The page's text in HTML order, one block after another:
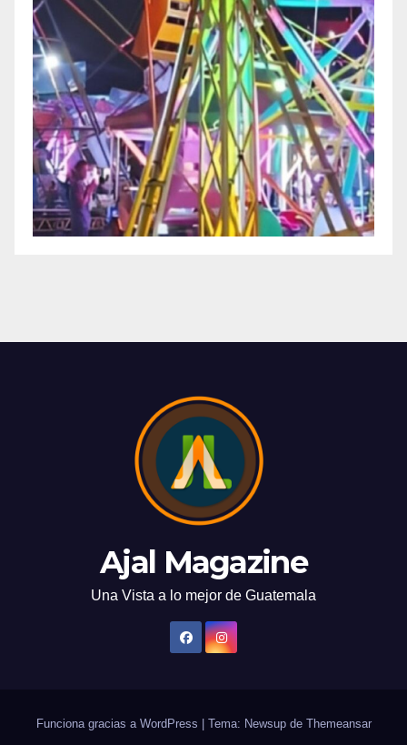
Ajal Magazine
Una Vista a lo mejor de Guatemala
Funciona gracias a WordPress Tema: Newsup de Themeansar